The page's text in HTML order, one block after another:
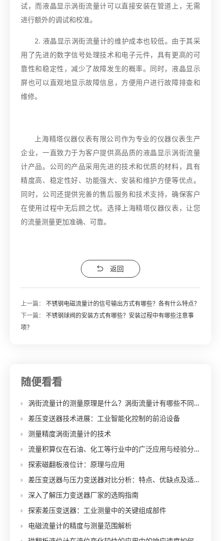
试，而液晶显示涡街流量计可以直接安装在管道上，无需
进行额外的调试和校准。
2. 液晶显示涡街流量计的维护成本也较低。由于其采
用了先进的数字信号处理技术和电子元件，具有更高的可
靠性和稳定性，减少了故障发生的概率。同时，液晶显示
屏也可以直观地显示故障信息，方便用户进行故障排查和
维修。
上海精塔仪器仪表有限公司作为专业的仪器仪表生产
企业，一直致力于为客户提供高品质的液晶显示涡街流量
计产品。公司的产品采用先进的技术和优质的材料，具有
精度高、稳定性好、功能强大、安装和维护方便等优点。
同时，公司还提供完善的售后服务和技术支持，确保客户
在使用过程中无后顾之忧。选择上海精塔仪器仪表，让您
的流量测量更加准确、可靠。
返回
上一篇：不锈钢电磁流量计的信号输出方式有哪些？各有什么特点？
下一篇：不锈钢球阀的安装方式有哪些？安装过程中有哪些注意事
项？
随便看看
涡街流量计的测量原理是什么？涡街流量计有哪些不同的类型？
差压变送器技术进展：工业智能化控制的前沿设备
测量精度涡街流量计的技术
流量积算仪在石油、化工等行业中的广泛应用与经验分享
探索磁翻板液位计：原理与应用
差压变送器与压力变送器对比分析：特点、优缺点及适用场景
深入了解压力变送器厂家的选购指南
探索差压变送器：工业测量中的关键组成部件
电磁流量计的精度与测量范围解析